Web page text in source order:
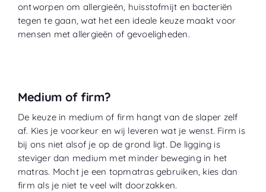
ontworpen om allergieën, huisstofmijt en bacteriën
tegen te gaan, wat het een ideale keuze maakt voor
mensen met allergieën of gevoeligheden.
Medium of firm?
De keuze in medium of firm hangt van de slaper zelf
af. Kies je voorkeur en wij leveren wat je wenst. Firm is
bij ons niet alsof je op de grond ligt. De ligging is
steviger dan medium met minder beweging in het
matras. Mocht je een topmatras gebruiken, kies dan
firm als je niet te veel wilt doorzakken.